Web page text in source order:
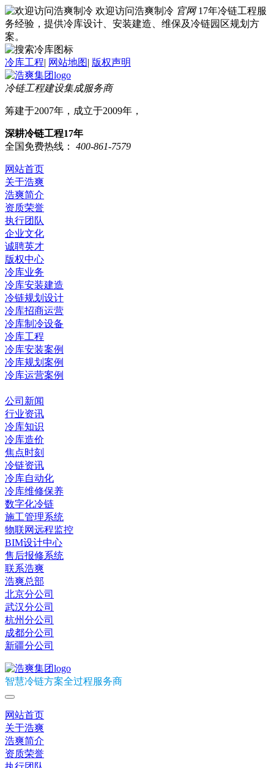
欢迎访问浩爽制冷 官网 17年冷链工程服
务经验，提供冷库设计、安装建造、维保及冷链园区规划方
案。
冷库工程| 网站地图| 版权声明
冷链工程建设集成服务商
筹建于2007年，成立于2009年，
深耕冷链工程17年
全国免费热线：
400-861-7579
网站首页
关于浩爽
浩爽简介
资质荣誉
执行团队
企业文化
诚聘英才
版权中心
冷库业务
冷库安装建造
冷链规划设计
冷库招商运营
冷库制冷设备
冷库工程
冷库安装案例
冷库规划案例
冷库运营案例
公司新闻
行业资讯
冷库知识
冷库造价
焦点时刻
冷链资讯
冷库自动化
冷库维修保养
数字化冷链
施工管理系统
物联网远程监控
BIM设计中心
售后报修系统
联系浩爽
浩爽总部
北京分公司
武汉分公司
杭州分公司
成都分公司
新疆分公司
智慧冷链方案全过程服务商
网站首页
关于浩爽
浩爽简介
资质荣誉